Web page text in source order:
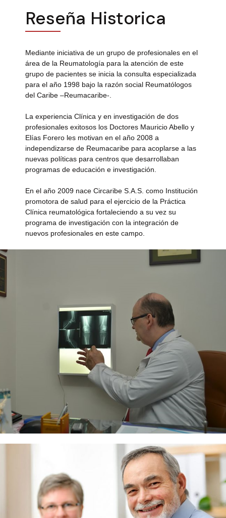
Reseña Historica
Mediante iniciativa de un grupo de profesionales en el
área de la Reumatología para la atención de este
grupo de pacientes se inicia la consulta especializada
para el año 1998 bajo la razón social Reumatólogos
del Caribe –Reumacaribe-.
La experiencia Clínica y en investigación de dos
profesionales exitosos los Doctores Mauricio Abello y
Elías Forero les motivan en el año 2008 a
independizarse de Reumacaribe para acoplarse a las
nuevas políticas para centros que desarrollaban
programas de educación e investigación.
En el año 2009 nace Circaribe S.A.S. como Institución
promotora de salud para el ejercicio de la Práctica
Clínica reumatológica fortaleciendo a su vez su
programa de investigación con la integración de
nuevos profesionales en este campo.